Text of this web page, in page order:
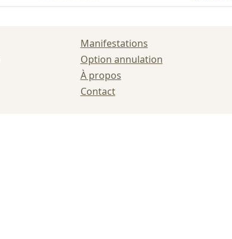
Manifestations
Option annulation
À propos
Contact